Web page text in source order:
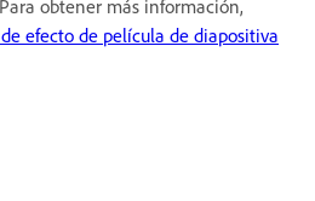
obtener más información,
efecto de película de diapositiva